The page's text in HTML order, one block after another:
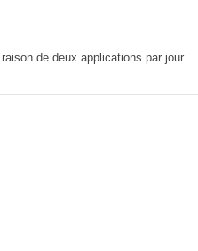
de deux applications par jour